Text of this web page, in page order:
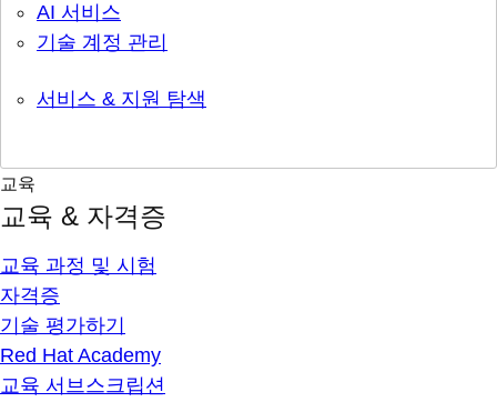
AI 서비스
기술 계정 관리
서비스 & 지원 탐색
교육
교육 & 자격증
교육 과정 및 시험
자격증
기술 평가하기
Red Hat Academy
교육 서브스크립션